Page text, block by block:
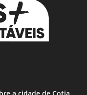
a cidade de Cotia